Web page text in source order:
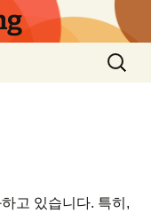
검
색:
고 있습니다. 특히,